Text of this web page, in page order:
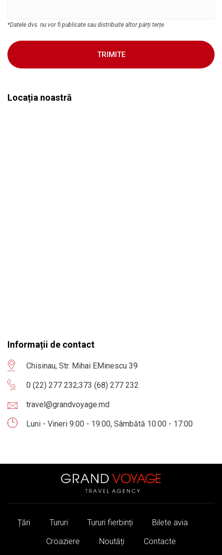
*Datele dvs. nu vor fi publicate sau distribuite altor părți terțe
TRIMITE
Locația noastră
Informații de contact
Chisinau, Str. Mihai EMinescu 39
0 (22) 277 232;373 (68) 277 232
travel@grandvoyage.md
Luni - Vineri 9:00 - 19:00, Sâmbătă 10:00 - 17:00
Țări Tururi Tururi fierbinți
Bilete avia
Croaziere
Noutăți Contacte